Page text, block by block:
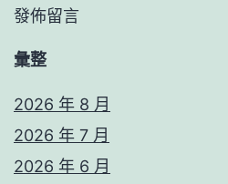
發佈留言
彙整
2026 年 8 月
2026 年 7 月
2026 年 6 月